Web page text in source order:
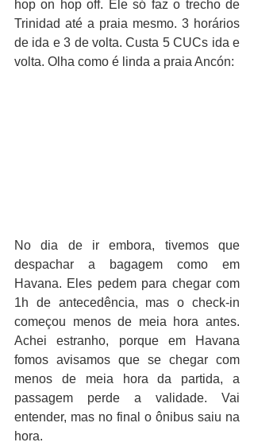
hop on hop off. Ele só faz o trecho de
Trinidad até a praia mesmo. 3 horários
de ida e 3 de volta. Custa 5 CUCs ida e
volta. Olha como é linda a praia Ancón:
No dia de ir embora, tivemos que
despachar a bagagem como em
Havana. Eles pedem para chegar com
1h de antecedência, mas o check-in
começou menos de meia hora antes.
Achei estranho, porque em Havana
fomos avisamos que se chegar com
menos de meia hora da partida, a
passagem perde a validade. Vai
entender, mas no final o ônibus saiu na
hora.